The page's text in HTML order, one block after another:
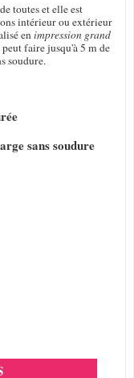
toutes et elle est
intérieur ou extérieur
enimpression grand
faire jusqu'à 5 m de
soudure.
sans soudure